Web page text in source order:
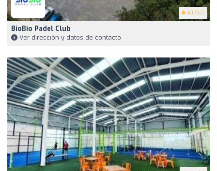
4.1 (53)
BioBio Padel Club
Ver dirección y datos de contacto